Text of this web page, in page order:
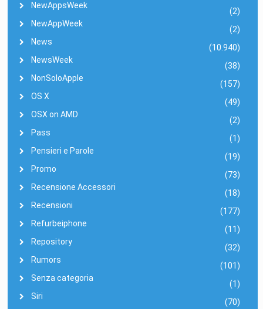
NewAppsWeek
(2)
NewAppWeek
(2)
News
(10.940)
NewsWeek
(38)
NonSoloApple
(157)
OS X
(49)
OSX on AMD
(2)
Pass
(1)
Pensieri e Parole
(19)
Promo
(73)
Recensione Accessori
(18)
Recensioni
(177)
Refurbeiphone
(11)
Repository
(32)
Rumors
(101)
Senza categoria
(1)
Siri
(70)